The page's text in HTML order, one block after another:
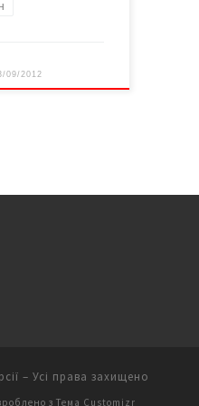
09/2012
– Усі права захищено
з Тема Customizr